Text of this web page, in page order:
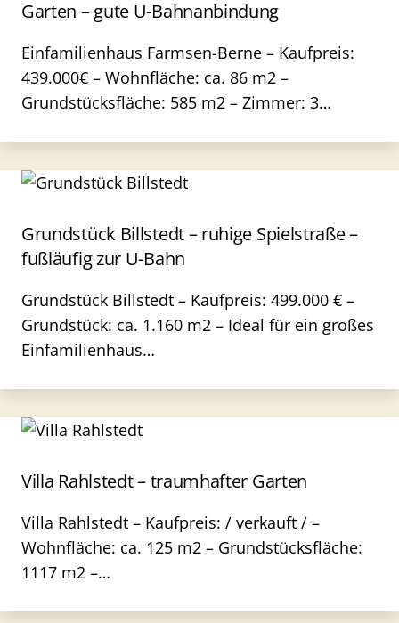
Garten – gute U-Bahnanbindung
Einfamilienhaus Farmsen-Berne – Kaufpreis:
439.000€ – Wohnfläche: ca. 86 m2 –
Grundstücksfläche: 585 m2 – Zimmer: 3…
Grundstück Billstedt – ruhige Spielstraße –
fußläufig zur U-Bahn
Grundstück Billstedt – Kaufpreis: 499.000 € –
Grundstück: ca. 1.160 m2 – Ideal für ein großes
Einfamilienhaus…
Villa Rahlstedt – traumhafter Garten
Villa Rahlstedt – Kaufpreis: / verkauft / –
Wohnfläche: ca. 125 m2 – Grundstücksfläche:
1117 m2 –…